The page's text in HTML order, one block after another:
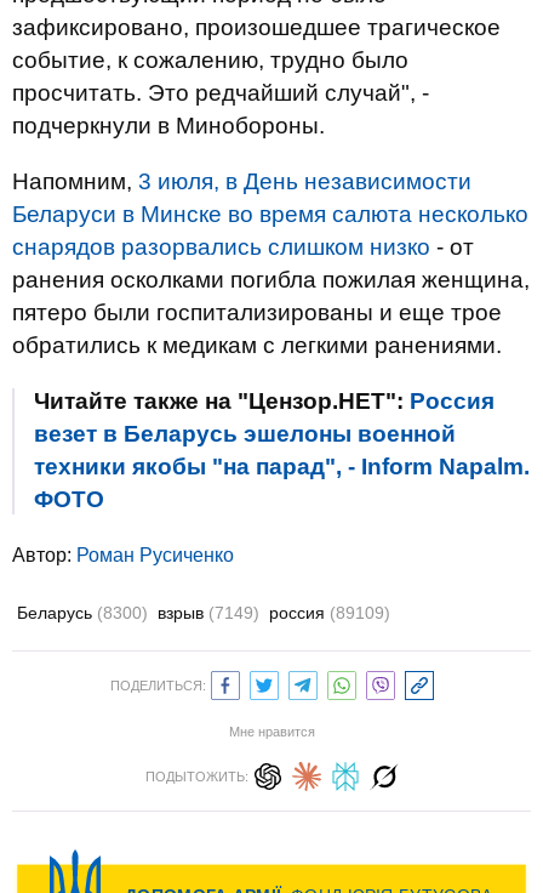
зафиксировано, произошедшее трагическое
событие, к сожалению, трудно было
просчитать. Это редчайший случай", -
подчеркнули в Минобороны.
Напомним, 3 июля, в День независимости
Беларуси в Минске во время салюта несколько
снарядов разорвались слишком низко - от
ранения осколками погибла пожилая женщина,
пятеро были госпитализированы и еще трое
обратились к медикам с легкими ранениями.
Читайте также на "Цензор.НЕТ": Россия
везет в Беларусь эшелоны военной
техники якобы "на парад", - Inform Napalm.
ФОТО
Автор: Роман Русиченко
Беларусь (8300) взрыв (7149) россия (89109)
ПОДЕЛИТЬСЯ:
Мне нравится
ПОДЫТОЖИТЬ: